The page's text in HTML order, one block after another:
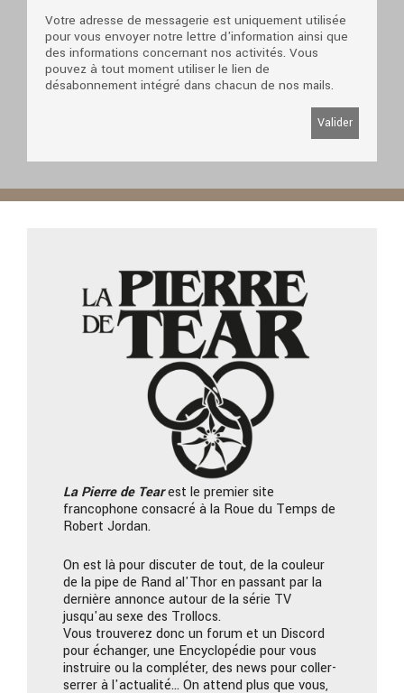
Votre adresse de messagerie est uniquement utilisée
pour vous envoyer notre lettre d'information ainsi que
des informations concernant nos activités. Vous
pouvez à tout moment utiliser le lien de
désabonnement intégré dans chacun de nos mails.
La Pierrede Tearest le premier site
francophone consacré à la Roue du Temps de
Robert Jordan.
On est là pour discuter de tout, de la couleur
de la pipe de Rand al'Thor en passant par la
dernière annonce autour de la série TV
jusqu'au sexe des Trollocs.
Vous trouverez donc un forum et un Discord
pour échanger, une Encyclopédie pour vous
instruire ou la compléter, des news pour coller-
serrer à l'actualité… On attend plus que vous,